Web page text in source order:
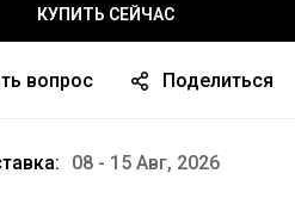
КУПИТЬ СЕЙЧАС
вопрос Поделиться
08 - 15 Авг, 2026